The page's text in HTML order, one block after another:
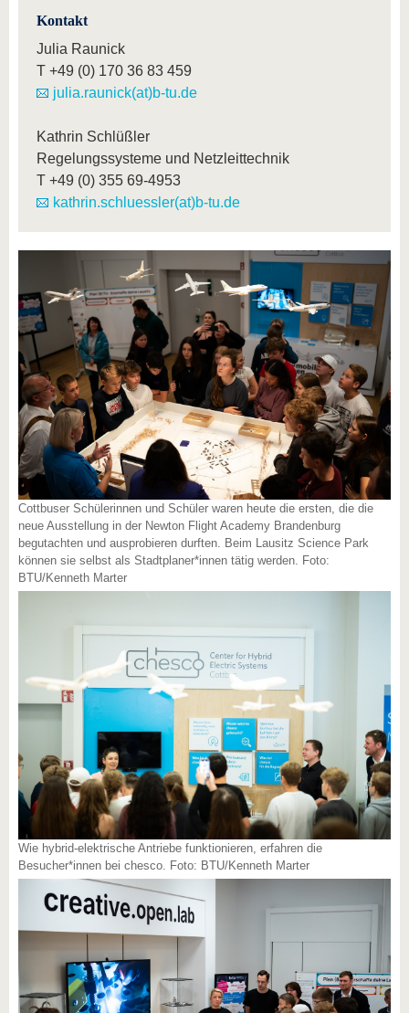
Kontakt
Julia Raunick
T +49 (0) 170 36 83 459
julia.raunick(at)b-tu.de
Kathrin Schlüßler
Regelungssysteme und Netzleittechnik
T +49 (0) 355 69-4953
kathrin.schluessler(at)b-tu.de
Cottbuser Schülerinnen und Schüler waren heute die ersten, die die
neue Ausstellung in der Newton Flight Academy Brandenburg
begutachten und ausprobieren durften. Beim Lausitz Science Park
können sie selbst als Stadtplaner*innen tätig werden. Foto:
BTU/Kenneth Marter
Wie hybrid-elektrische Antriebe funktionieren, erfahren die
Besucher*innen bei chesco. Foto: BTU/Kenneth Marter